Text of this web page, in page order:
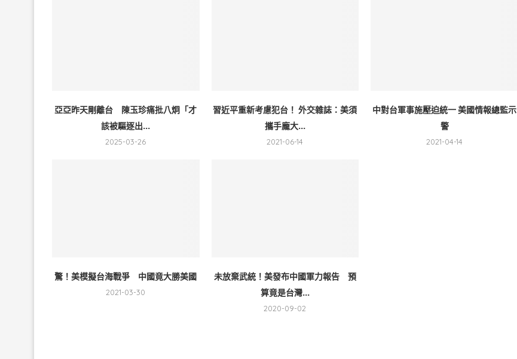
亞亞昨天剛離台 陳玉珍痛批八炯「才
該被驅逐出...
2025-03-26
習近平重新考慮犯台！ 外交雜誌：美須
攜手龐大...
2021-06-14
中對台軍事施壓迫統一 美國情報總監示
警
2021-04-14
驚！美模擬台海戰爭 中國竟大勝美國
2021-03-30
未放棄武統！美發布中國軍力報告 預
算竟是台灣...
2020-09-02